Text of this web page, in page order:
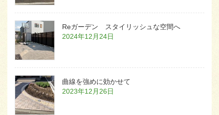
Reガーデン スタイリッシュな空間へ
2024年12月24日
曲線を強めに効かせて
2023年12月26日